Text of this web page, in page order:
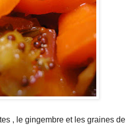
, le gingembre et les graines de